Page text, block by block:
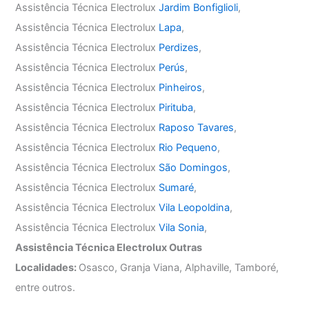
Assistência Técnica ElectroluxJardim Bonfiglioli,
Assistência Técnica Electrolux Lapa,
Assistência Técnica Electrolux Perdizes,
Assistência Técnica Electrolux Perús,
Assistência Técnica Electrolux Pinheiros,
Assistência Técnica Electrolux Pirituba,
Assistência Técnica Electrolux Raposo Tavares,
Assistência Técnica Electrolux Rio Pequeno,
Assistência Técnica Electrolux São Domingos,
Assistência Técnica Electrolux Sumaré,
Assistência Técnica ElectroluxVila Leopoldina,
Assistência Técnica ElectroluxVila Sonia,
Assistência Técnica Electrolux Outras
Localidades: Osasco, Granja Viana, Alphaville, Tamboré,
entre outros.